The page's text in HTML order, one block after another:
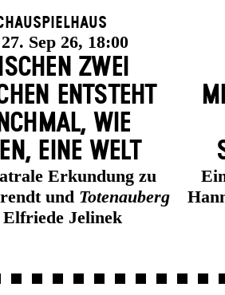
Sep 26, 18:00
ZWEI
ENT­STEHT
WIE
EINE WELT
Erkundung zu
und Totenauberg
Elfriede Jelinek